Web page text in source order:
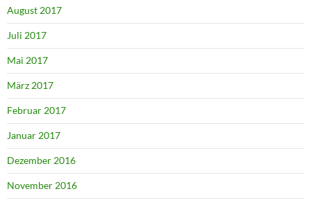
August 2017
Juli 2017
Mai 2017
März 2017
Februar 2017
Januar 2017
Dezember 2016
November 2016